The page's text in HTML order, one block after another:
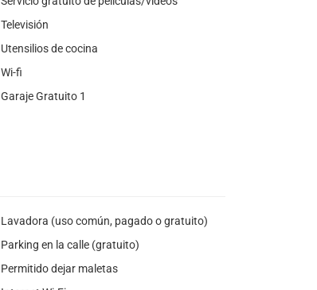
Televisión
Utensilios de cocina
Wi-fi
Garaje Gratuito 1
Lavadora (uso común, pagado o gratuito)
Parking en la calle (gratuito)
Permitido dejar maletas